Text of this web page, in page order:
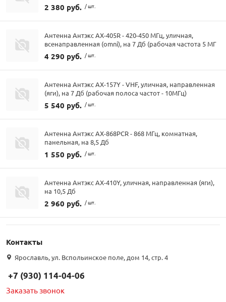
2 380 руб. / шт.
Антенна Антэкс AX-405R - 420-450 МГц, уличная,
всенаправленная (omni), на 7 Дб (рабочая частота 5 МГ
4 290 руб. / шт.
Антенна Антэкс AX-157Y - VHF, уличная, направленная
(яги), на 7 Дб (рабочая полоса частот - 10МГц)
5 540 руб. / шт.
Антенна Антэкс AX-868PCR - 868 МГц, комнатная,
панельная, на 8,5 Дб
1 550 руб. / шт.
Антенна Антэкс AX-410Y, уличная, направленная (яги),
на 10,5 Дб
2 960 руб. / шт.
Контакты
Ярославль, ул. Вспольинское поле, дом 14, стр. 4
+7 (930) 114-04-06
Заказать звонок